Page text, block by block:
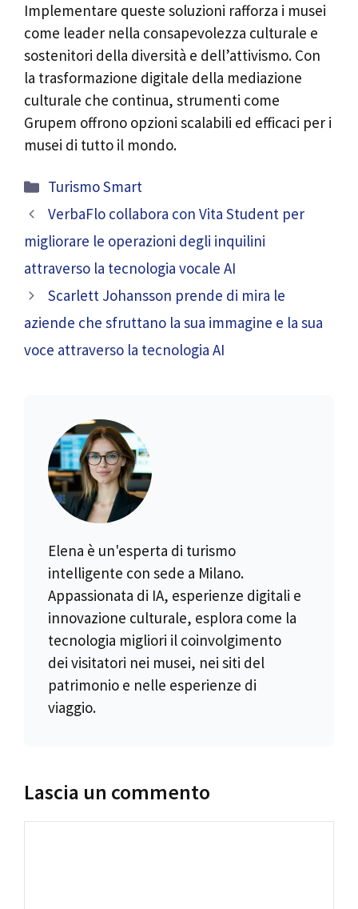
Implementare queste soluzioni rafforza i musei
come leader nella consapevolezza culturale e
sostenitori della diversità e dell’attivismo. Con
la trasformazione digitale della mediazione
culturale che continua, strumenti come
Grupem offrono opzioni scalabili ed efficaci per i
musei di tutto il mondo.
Categorie
Turismo Smart
VerbaFlo collabora con Vita Student per
migliorare le operazioni degli inquilini
attraverso la tecnologia vocale AI
Scarlett Johansson prende di mira le
aziende che sfruttano la sua immagine e la sua
voce attraverso la tecnologia AI
Elena è un'esperta di turismo
intelligente con sede a Milano.
Appassionata di IA, esperienze digitali e
innovazione culturale, esplora come la
tecnologia migliori il coinvolgimento
dei visitatori nei musei, nei siti del
patrimonio e nelle esperienze di
viaggio.
Lascia un commento